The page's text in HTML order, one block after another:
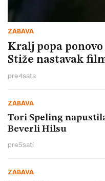
ZABAVA
Kralj popa
Stiže nastavak
pre4sata
ZABAVA
Tori Speling
Beverli Hilsu
pre5sati
ZABAVA